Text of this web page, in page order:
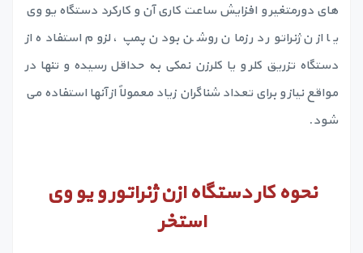
های دورمتغیر و افزایش ساعت کاری آن و کارکرد دستگاه یو وی
یا ازن ژنراتور در زمان روشن بودن پمپ، لزوم استفاده از
دستگاه تزریق کلر و یا کلرزن نمکی به حداقل رسیده و تنها در
مواقع نیاز و برای تعداد شناگران زیاد معمولاً از آنها استفاده می
شود.
نحوه کار دستگاه ازن ژنراتور و یو وی
استخر